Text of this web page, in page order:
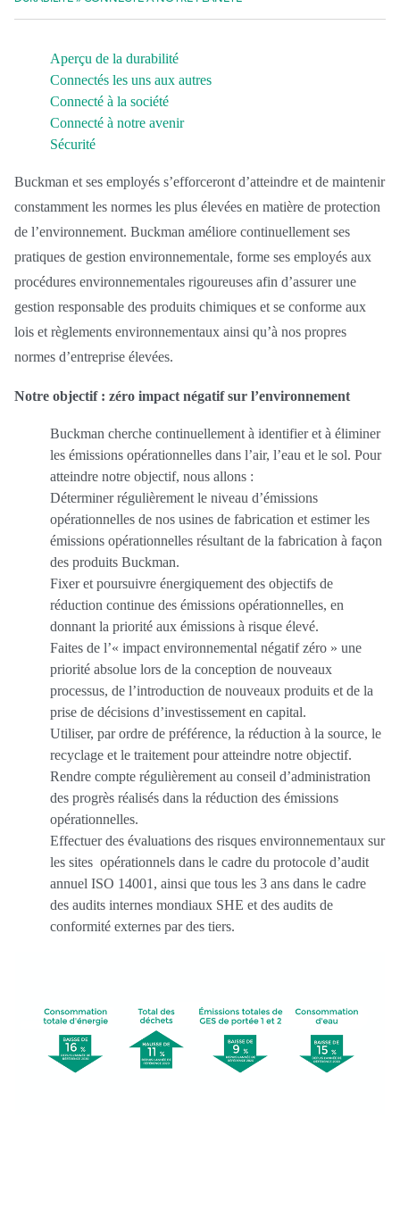
Nous joindre
Carrières
English
Rechercher
Aperçu de la durabilité
Connectés les uns aux autres
Connecté à la société
Connecté à notre avenir
Sécurité
Buckman et ses employés s’efforceront d’atteindre et de maintenir
constamment les normes les plus élevées en matière de protection
de l’environnement. Buckman améliore continuellement ses
pratiques de gestion environnementale, forme ses employés aux
procédures environnementales rigoureuses afin d’assurer une
gestion responsable des produits chimiques et se conforme aux
lois et règlements environnementaux ainsi qu’à nos propres
normes d’entreprise élevées.
Notre objectif : zéro impact négatif sur l’environnement
Buckman cherche continuellement à identifier et à éliminer
les émissions opérationnelles dans l’air, l’eau et le sol. Pour
atteindre notre objectif, nous allons :
Déterminer régulièrement le niveau d’émissions
opérationnelles de nos usines de fabrication et estimer les
émissions opérationnelles résultant de la fabrication à façon
des produits Buckman.
Fixer et poursuivre énergiquement des objectifs de
réduction continue des émissions opérationnelles, en
donnant la priorité aux émissions à risque élevé.
Faites de l’« impact environnemental négatif zéro » une
priorité absolue lors de la conception de nouveaux
processus, de l’introduction de nouveaux produits et de la
prise de décisions d’investissement en capital.
Utiliser, par ordre de préférence, la réduction à la source, le
recyclage et le traitement pour atteindre notre objectif.
Rendre compte régulièrement au conseil d’administration
des progrès réalisés dans la réduction des émissions
opérationnelles.
Effectuer des évaluations des risques environnementaux sur
les sites opérationnels dans le cadre du protocole d’audit
annuel ISO 14001, ainsi que tous les 3 ans dans le cadre
des audits internes mondiaux SHE et des audits de
conformité externes par des tiers.